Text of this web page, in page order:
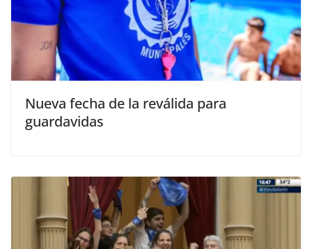
Nueva fecha de la reválida para
guardavidas